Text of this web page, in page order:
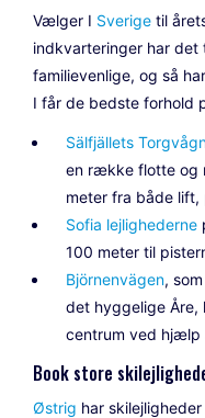
Vælger I Sverige til
indkvarteringer har
familievenlige, og så
I får de bedste forhold
Sälfjällets
en række flotte og
meter fra både lift,
Sofia lejlighederne
100 meter til
Björnenvägen,
det hyggelige Åre,
centrum ved hjælp
Book store
Østrig har